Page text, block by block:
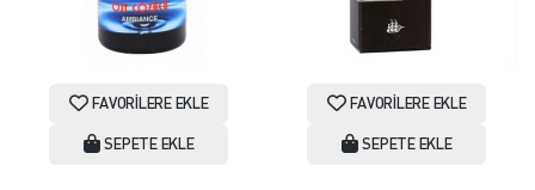
FAVORILERE EKLE
SEPETE EKLE
FAVORILERE EKLE
SEPETE EKLE